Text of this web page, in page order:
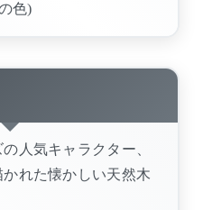
色)
人気キャラクター、
れた懐かしい天然木